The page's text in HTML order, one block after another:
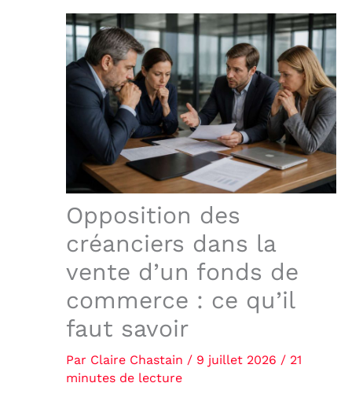
Opposition des
créanciers dans la
vente d’un fonds de
commerce : ce qu’il
faut savoir
Par Claire Chastain / 9 juillet 2026 / 21
minutes de lecture